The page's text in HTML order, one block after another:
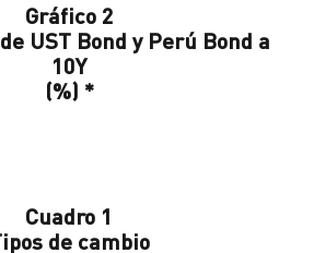
Gráfico 2
UST Bond y Perú Bond a
10Y
(%) *
Cuadro 1
de cambio